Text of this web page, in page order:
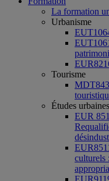
La formation
Urbanisme
Tourisme
Études urbaines
EUR
culturels